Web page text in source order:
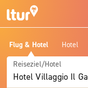
Flug & Hotel Hotel
Reiseziel/Hotel